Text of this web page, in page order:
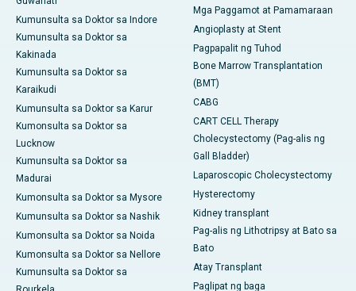
Kumunsulta sa Doktor sa Indore
Kumunsulta sa Doktor sa
Kakinada
Kumunsulta sa Doktor sa
Karaikudi
Kumunsulta sa Doktor sa Karur
Kumonsulta sa Doktor sa
Lucknow
Kumunsulta sa Doktor sa
Madurai
Kumonsulta sa Doktor sa Mysore
Kumunsulta sa Doktor sa Nashik
Kumonsulta sa Doktor sa Noida
Kumonsulta sa Doktor sa Nellore
Kumunsulta sa Doktor sa
Mga Paggamot at Pamamaraan
Angioplasty at Stent
Pagpapalit ng Tuhod
Bone Marrow Transplantation
(BMT)
CABG
CART CELL Therapy
Cholecystectomy (Pag-alis ng
Gall Bladder)
Laparoscopic Cholecystectomy
Hysterectomy
Kidney transplant
Pag-alis ng Lithotripsy at Bato sa
Bato
Atay Transplant
Paglipat ng baga